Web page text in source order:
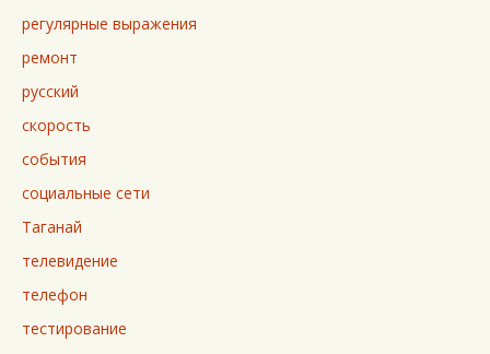
регулярные выражения
ремонт
русский
скорость
события
социальные сети
Таганай
телевидение
телефон
тестирование